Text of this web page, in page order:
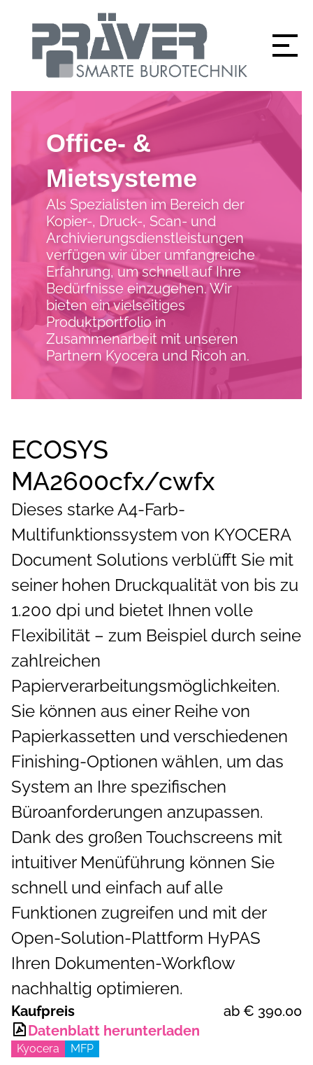
Office- &
Mietsysteme
Als Spezialisten im Bereich der
Kopier-, Druck-, Scan- und
Archivierungsdienstleistungen
verfügen wir über umfangreiche
Erfahrung, um schnell auf Ihre
Bedürfnisse einzugehen. Wir
bieten ein vielseitiges
Produktportfolio in
Zusammenarbeit mit unseren
Partnern Kyocera und Ricoh an.
ECOSYS
MA2600cfx/cwfx
Dieses starke A4-Farb-
Multifunktionssystem von KYOCERA
Document Solutions verblüfft Sie mit
seiner hohen Druckqualität von bis zu
1.200 dpi und bietet Ihnen volle
Flexibilität – zum Beispiel durch seine
zahlreichen
Papierverarbeitungsmöglichkeiten.
Sie können aus einer Reihe von
Papierkassetten und verschiedenen
Finishing-Optionen wählen, um das
System an Ihre spezifischen
Büroanforderungen anzupassen.
Dank des großen Touchscreens mit
intuitiver Menüführung können Sie
schnell und einfach auf alle
Funktionen zugreifen und mit der
Open-Solution-Plattform HyPAS
Ihren Dokumenten-Workflow
nachhaltig optimieren.
Kaufpreis ab € 390.00
Datenblatt herunterladen
Kyocera MFP